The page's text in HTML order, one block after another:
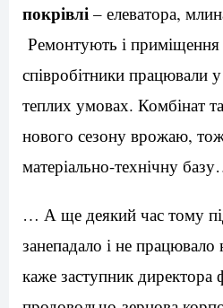
покрівлі – елеватора,
Ремонтують і приміщення
співробітники працювали
теплих умовах. Комбінат
нового сезону врожаю,
матеріально-технічну
… А ще деякий час тому
занепадало і не
каже заступник директора